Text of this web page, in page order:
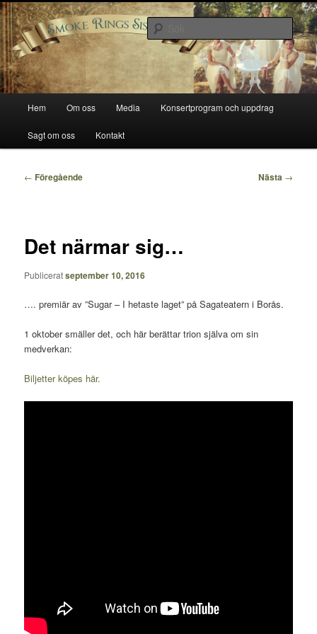
Hoppa
till
primärt
innehållSmoke Rings Sisters
Smoke Rings Sisters
Sök
Hem Om oss Media Konsertprogram och uppdrag
Sagt om oss Kontakt
Inläggsnavigering
← Föregående Nästa →
Det närmar sig…
Publiceratseptember 10, 2016
…. premiär av ”Sugar – I hetaste laget” på Sagateatern i Borås.
1 oktober smäller det, och här berättar trion själva om sin
medverkan:
Biljetter köpes här.